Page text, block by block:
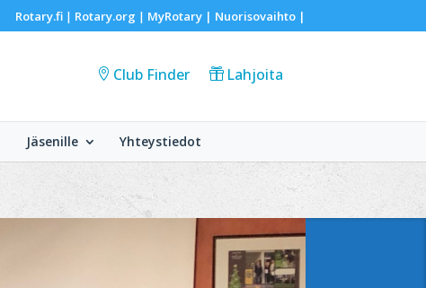
Rotary.fi| Rotary.org | MyRotary | Nuorisovaihto|
Club Finder Lahjoita
Jäsenille Yhteystiedot